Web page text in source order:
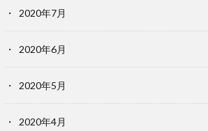
2020年7月
2020年6月
2020年5月
2020年4月